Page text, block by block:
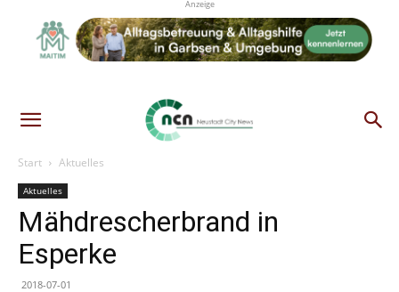
Anzeige
Start Aktuelles
Aktuelles
Mähdrescherbrand in
Esperke
2018-07-01